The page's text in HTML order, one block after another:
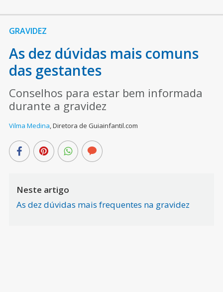
GRAVIDEZ
As dez dúvidas mais comuns
das gestantes
Conselhos para estar bem informada
durante a gravidez
Vilma Medina,Diretora de Guiainfantil.com
Neste artigo
As dez dúvidas mais frequentes na gravidez